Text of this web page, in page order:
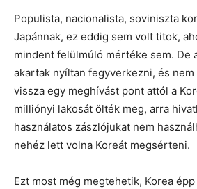
Populista, nacionalista, soviniszta
Japánnak, ez eddig sem volt titok,
mindent felülmúló mértéke sem. De
akartak nyíltan fegyverkezni, és
vissza egy meghívást pont attól a
milliónyi lakosát ölték meg, arra
használatos zászlójukat nem
nehéz lett volna Koreát megsérteni.
Ezt most még megtehetik, Korea